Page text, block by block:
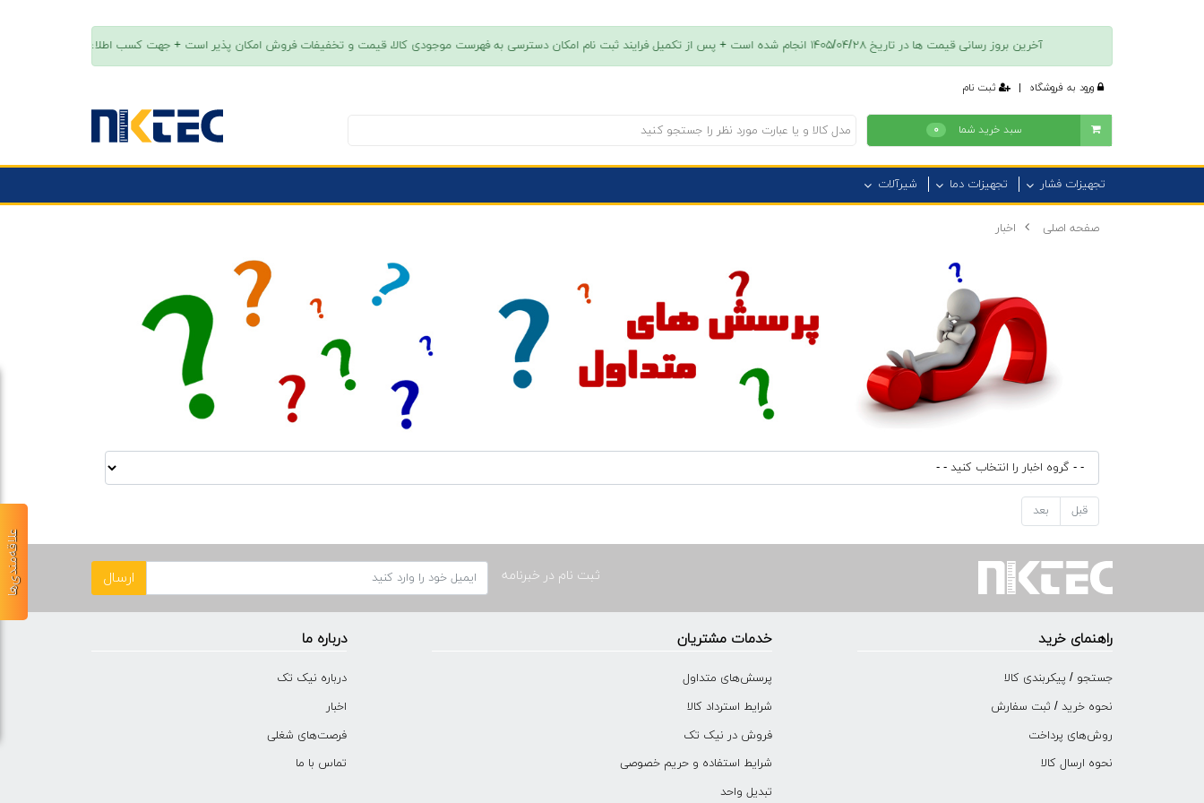
آخرین بروز رسانی قیمت ها در تاريخ ۱۴۰۵/۰۴/۲۸ انجام شده است + پس از تکمیل فرایند ثبت نام امکان دسترسی به فهرست موجودی کالا، قیمت و تخفیفات فروش امکان پذیر است + جهت كسب اطلاعات بيشتر با همراه ٠٩٠١١٠١٣٧٣٦ تماس بگیرید.
ورود به فروشگاه | ثبت نام
سبد خرید شما ۰
تجهیزات فشار تجهیزات دما شیرآلات
صفحه اصلی اخبار
قبل بعد
ثبت نام در خبرنامه ارسال
راهنمای خرید
جستجو / پیکربندی کالا
نحوه خرید / ثبت سفارش
روش‌های پرداخت
نحوه ارسال کالا
خدمات مشتریان
پرسش‌های متداول
شرایط استرداد کالا
فروش در نیک تک
شرایط استفاده و حریم خصوصی
تبدیل واحد
درباره ما
درباره نیک تک
اخبار
فرصت‌های شغلی
تماس با ما
علاقه‌مندی‌ها